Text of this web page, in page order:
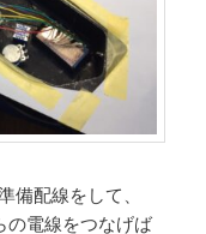
備配線をして、
の電線をつなげば